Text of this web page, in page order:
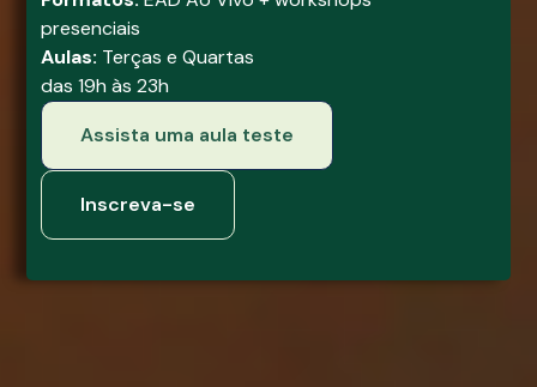
presenciais
Aulas: Terças e Quartas
das 19h às 23h
Assista uma aula teste
Inscreva-se